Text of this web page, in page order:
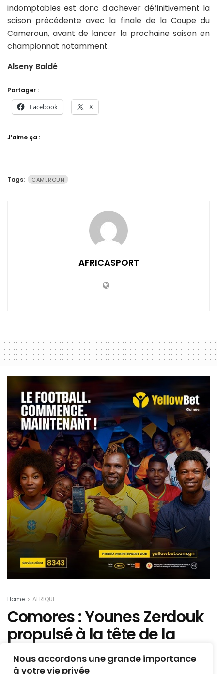
Nous accordons une grande importance
à votre vie privée
indomptables est donc d’achever définitivement la
saison précédente avec la finale de la Coupe du
Cameroun, avant de lancer la prochaine saison en
championnat notamment.
Alseny Baldé
Partager :
Facebook X
J’aime ça :
Tags: CAMEROUN
AFRICASPORT
Home AFRIQUE
Comores : Younes Zerdouk
propulsé à la tête de la
sélection nationale